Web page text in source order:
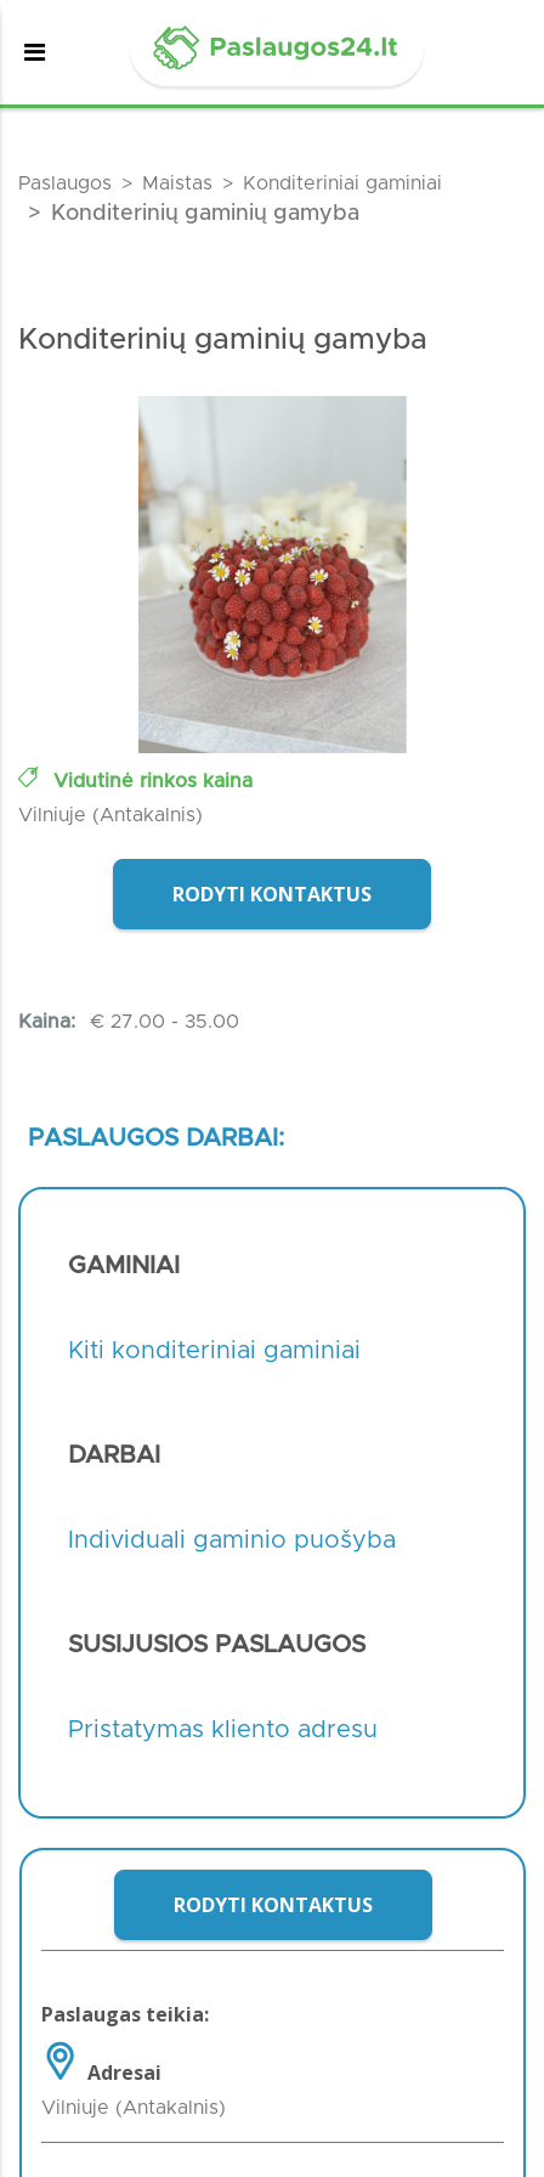
Paslaugos Maistas Konditeriniai gaminiai
Konditerinių gaminių gamyba
Konditerinių gaminių gamyba
Vidutinė rinkos kaina
Vilniuje (Antakalnis)
RODYTI KONTAKTUS
Kaina: € 27.00 - 35.00
PASLAUGOS DARBAI:
GAMINIAI
Kiti konditeriniai gaminiai
DARBAI
Individuali gaminio puošyba
SUSIJUSIOS PASLAUGOS
Pristatymas kliento adresu
RODYTI KONTAKTUS
Paslaugas teikia:
Adresai
Vilniuje (Antakalnis)